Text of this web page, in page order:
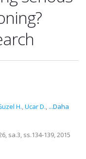
H.,Ucar D., ...Daha
sa.3, ss.134-139, 2015